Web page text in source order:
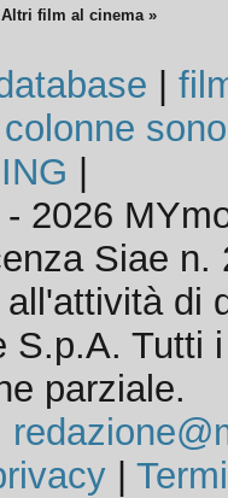
Altri film al cinema »
colonne
2026
Siae n.
di
S.p.A. Tutti
parziale.
|